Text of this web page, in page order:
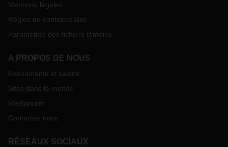
Mentions légales
Règles de confidentialité
Paramètres des fichiers témoins
A PROPOS DE NOUS
Événements et salons
Sites dans le monde
Mediaroom
Contactez nous
RÉSEAUX SOCIAUX